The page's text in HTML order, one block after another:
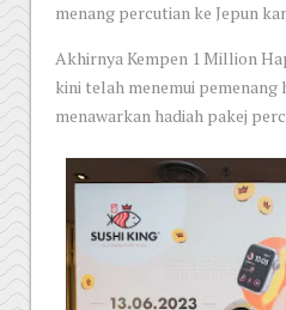
menang percutian ke Jepun
Akhirnya Kempen 1 Million
kini telah menemui pemenang
menawarkan hadiah pakej